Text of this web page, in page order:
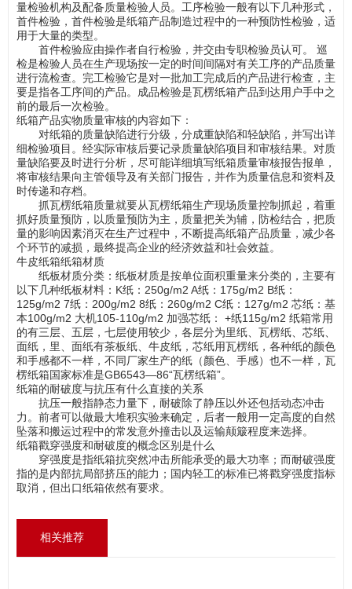
量检验机构及配备质量检验人员。工序检验一般有以下几种形式，
首件检验，首件检验是纸箱产品制造过程中的一种预防性检验，适
用于大量的类型。
首件检验应由操作者自行检验，并交由专职检验员认可。 巡
检是检验人员在生产现场按一定的时间间隔对有关工序的产品质量
进行流检查。完工检验它是对一批加工完成后的产品进行检查，主
要是指各工序间的产品。成品检验是瓦楞纸箱产品到达用户手中之
前的最后一次检验。
纸箱产品实物质量审核的内容如下：
对纸箱的质量缺陷进行分级，分成重缺陷和轻缺陷，并写出详
细检验项目。经实际审核后要记录质量缺陷项目和审核结果。对质
量缺陷要及时进行分析，尽可能详细填写纸箱质量审核报告报单，
将审核结果向主管领导及有关部门报告，并作为质量信息和资料及
时传递和存档。
抓瓦楞纸箱质量就要从瓦楞纸箱生产现场质量控制抓起，着重
抓好质量预防，以质量预防为主，质量把关为辅，防检结合，把质
量的影响因素消灭在生产过程中，不断提高纸箱产品质量，减少各
个环节的减损，最终提高企业的经济效益和社会效益。
牛皮纸箱纸箱材质
纸板材质分类：纸板材质是按单位面积重量来分类的，主要有
以下几种纸板材料：K纸：250g/m2 A纸：175g/m2 B纸：
125g/m2 7纸：200g/m2 8纸：260g/m2 C纸：127g/m2 芯纸：基
本100g/m2 大机105-110g/m2 加强芯纸： +纸115g/m2 纸箱常用
的有三层、五层，七层使用较少，各层分为里纸、瓦楞纸、芯纸、
面纸，里、面纸有茶板纸、牛皮纸，芯纸用瓦楞纸，各种纸的颜色
和手感都不一样，不同厂家生产的纸（颜色、手感）也不一样，瓦
楞纸箱国家标准是GB6543—86“瓦楞纸箱”。
纸箱的耐破度与抗压有什么直接的关系
抗压一般指静态力量下，耐破除了静压以外还包括动态冲击
力。前者可以做最大堆积实验来确定，后者一般用一定高度的自然
坠落和搬运过程中的常发意外撞击以及运输颠簸程度来选择。
纸箱戳穿强度和耐破度的概念区别是什么
穿强度是指纸箱抗突然冲击所能承受的最大功率；而耐破强度
指的是内部抗局部挤压的能力；国内轻工的标准已将戳穿强度指标
取消，但出口纸箱依然有要求。
相关推荐